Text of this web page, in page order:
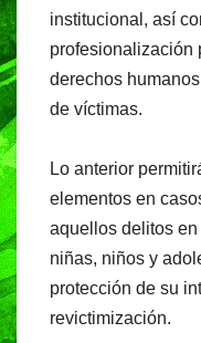
institucional, así
profesionalización
derechos
de víctimas.
Lo anterior
elementos en
aquellos delitos
niñas, niños y
protección de su
revictimización.